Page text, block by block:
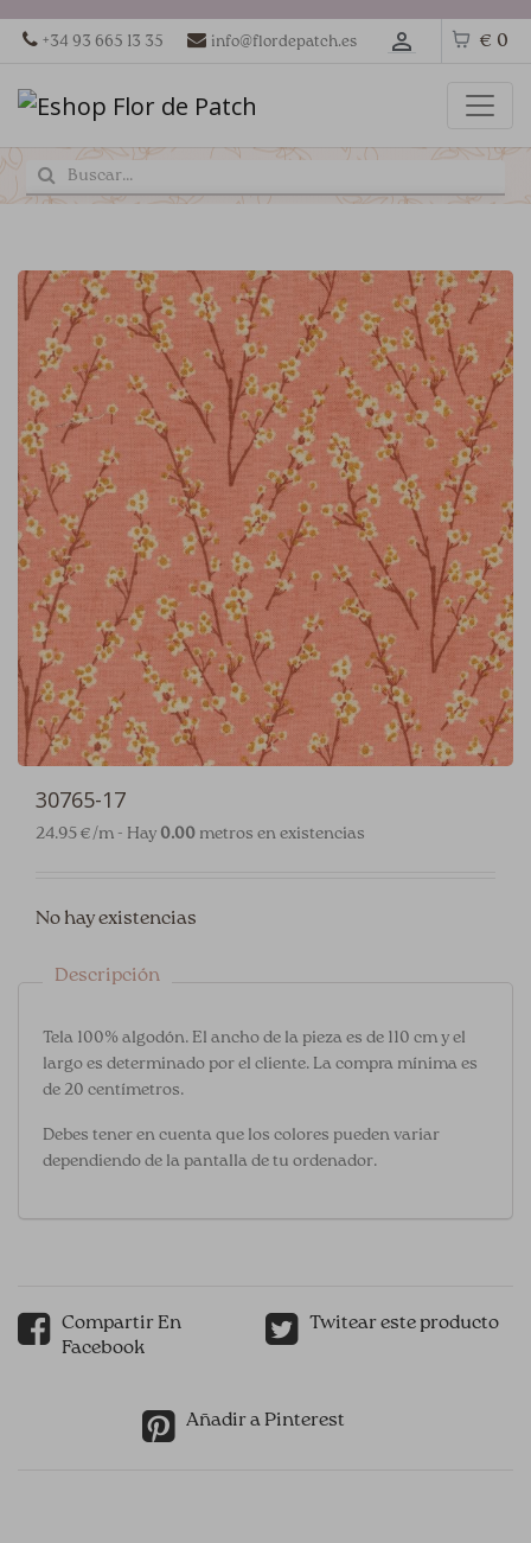
+34 93 665 13 35 info@flordepatch.es € 0
30765-17
24.95 €/m - Hay 0.00 metros en existencias
No hay existencias
Descripción
Tela 100% algodón. El ancho de la pieza es de 110 cm y el
largo es determinado por el cliente. La compra mínima es
de 20 centímetros.
Debes tener en cuenta que los colores pueden variar
dependiendo de la pantalla de tu ordenador.
Compartir En
Facebook
Twitear este producto
Añadir a Pinterest